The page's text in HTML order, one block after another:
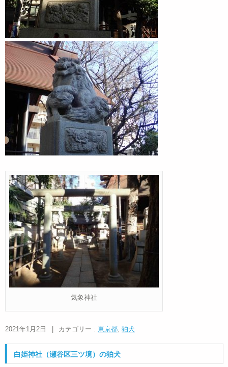
気象神社
2021年1月2日 | カテゴリー : 東京都 狛犬
白姫神社（瀬谷区三ツ境）の狛犬